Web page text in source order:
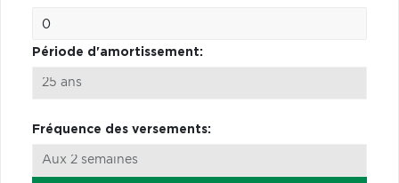
Période d'amortissement:
Fréquence des versements: